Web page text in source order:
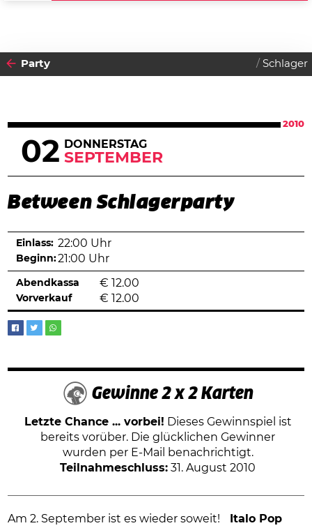
Party Schlager
2010
02 DONNERSTAG
SEPTEMBER
Between Schlagerparty
Einlass: 22:00 Uhr
Beginn:21:00 Uhr
Abendkassa € 12.00
Vorverkauf € 12.00
Gewinne 2 x 2 Karten
Letzte Chance ... vorbei! Dieses Gewinnspiel ist
bereits vorüber. Die glücklichen Gewinner
wurden per E-Mail benachrichtigt.
Teilnahmeschluss: 31. August 2010
Am 2. September ist es wieder soweit!
Italo Pop